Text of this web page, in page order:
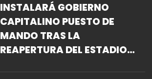
INSTALARÁ GOBIERNO
CAPITALINO PUESTO DE
MANDO TRAS LA
REAPERTURA DEL ESTADIO